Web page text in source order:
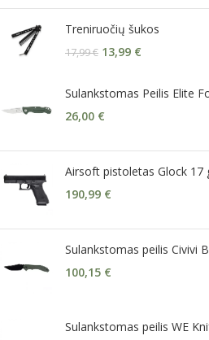
Treniruočių šukos
17,99€ 13,99 €
Sulankstomas Peilis Elite
26,00 €
Airsoft pistoletas Glock 17
190,99 €
Sulankstomas peilis Civivi
100,15 €
Sulankstomas peilis WE